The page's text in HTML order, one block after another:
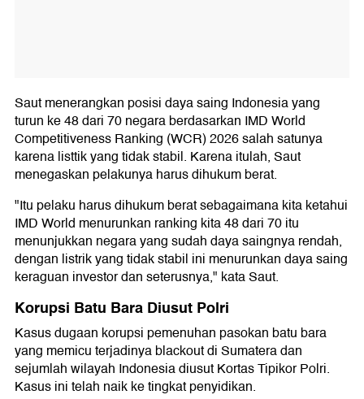
Saut menerangkan posisi daya saing Indonesia yang
turun ke 48 dari 70 negara berdasarkan IMD World
Competitiveness Ranking (WCR) 2026 salah satunya
karena listtik yang tidak stabil. Karena itulah, Saut
menegaskan pelakunya harus dihukum berat.
"Itu pelaku harus dihukum berat sebagaimana kita ketahui
IMD World menurunkan ranking kita 48 dari 70 itu
menunjukkan negara yang sudah daya saingnya rendah,
dengan listrik yang tidak stabil ini menurunkan daya saing
keraguan investor dan seterusnya," kata Saut.
Korupsi Batu Bara Diusut Polri
Kasus dugaan korupsi pemenuhan pasokan batu bara
yang memicu terjadinya blackout di Sumatera dan
sejumlah wilayah Indonesia diusut Kortas Tipikor Polri.
Kasus ini telah naik ke tingkat penyidikan.